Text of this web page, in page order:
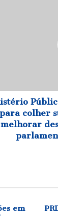
para colher
melhorar
em